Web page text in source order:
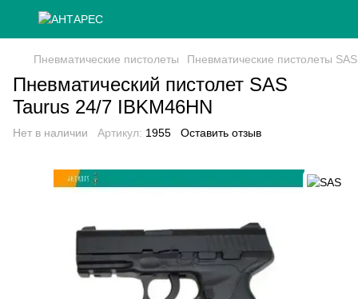
Пневматические пистолеты Пневматические пистолеты SAS
Пневматический пистолет SAS
Taurus 24/7 IBKM46HN
Нет в наличии Артикул: 1955 Оставить отзыв